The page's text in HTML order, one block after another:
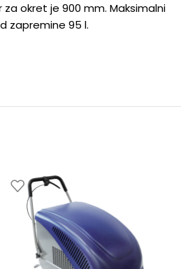
okret je 900 mm. Maksimalni
zapremine 95 l.